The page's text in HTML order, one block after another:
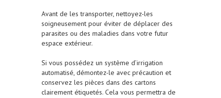
Avant de les transporter, nettoyez-les
soigneusement pour éviter de déplacer des
parasites ou des maladies dans votre futur
espace extérieur.
Si vous possédez un système d’irrigation
automatisé, démontez-le avec précaution et
conservez les pièces dans des cartons
clairement étiquetés. Cela vous permettra de